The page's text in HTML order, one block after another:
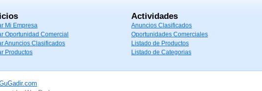
Mi Empresa
Oportunidad Comercial
Anuncios Clasificados
Productos
Actividades
Anuncios Clasificados
Oportunidades Comerciales
Listado de Productos
Listado de Categorias